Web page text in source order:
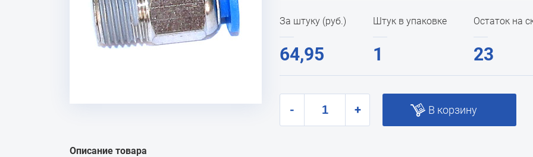
За штуку (руб.)
64,95
Штук в упаковке
1
Остаток на
23
- + В корзину
Описание товара